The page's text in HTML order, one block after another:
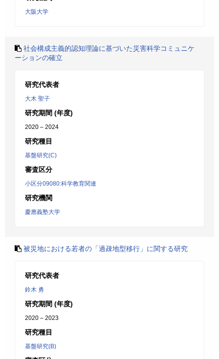
大阪大学
社会構成主義的認知理論に基づいた災害科学コミュニケ
ーションの確立
研究代表者
大木 聖子
研究期間 (年度)
2020 – 2024
研究種目
基盤研究(C)
審査区分
小区分09080:科学教育関連
研究機関
慶應義塾大学
被災地における若者の「過疎地型移行」に関する研究
研究代表者
鈴木 勇
研究期間 (年度)
2020 – 2023
研究種目
基盤研究(B)